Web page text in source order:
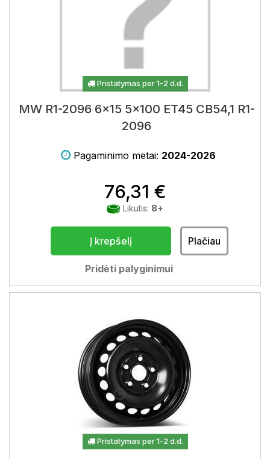
Pristatymas per 1-2 d.d.
MW R1-2096 6x15 5x100 ET45 CB54,1 R1-
2096
Pagaminimo metai: 2024-2026
76,31 €
Likutis: 8+
Į krepšelį Plačiau
Pridėti palyginimui
Pristatymas per 1-2 d.d.